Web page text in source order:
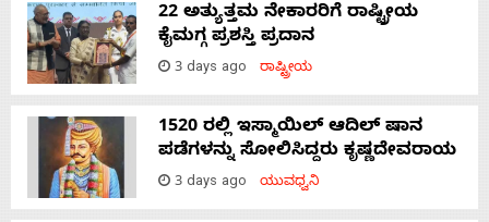
22 ಅತ್ಯುತ್ತಮ ನೇಕಾರರಿಗೆ ರಾಷ್ಟ್ರೀಯ
ಕೈಮಗ್ಗ ಪ್ರಶಸ್ತಿ ಪ್ರದಾನ
3 days ago ರಾಷ್ಟ್ರೀಯ
1520 ರಲ್ಲಿ ಇಸ್ಮಾಯಿಲ್ ಆದಿಲ್ ಷಾನ
ಪಡೆಗಳನ್ನು ಸೋಲಿಸಿದ್ದರು ಕೃಷ್ಣದೇವರಾಯ
3 days ago ಯುವಧ್ವನಿ